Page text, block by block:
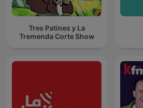
Tres Patines y La
Tremenda Corte Show